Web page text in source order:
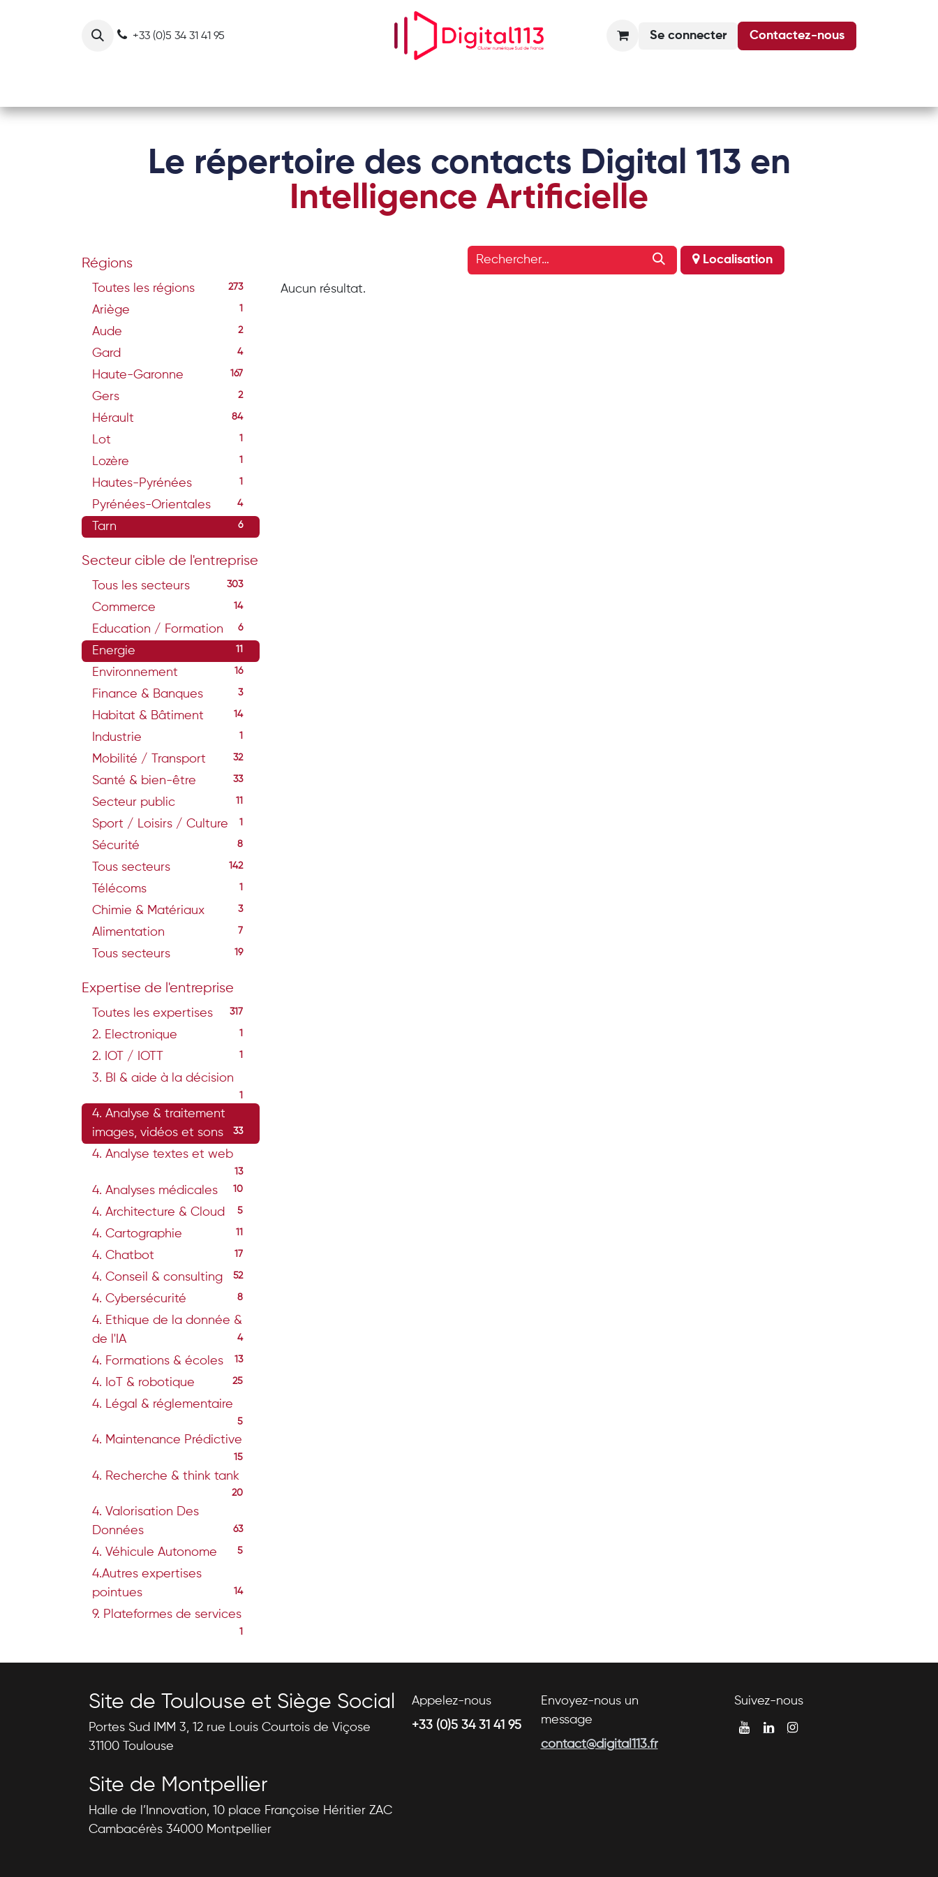
+33 (0)5 34 31 41 95 Se connecter Contactez-nous
Le répertoire des contacts Digital 113 en
Intelligence Artificielle
Régions
Toutes les régions 273
Ariège 1
Aude 2
Gard 4
Haute-Garonne 167
Gers 2
Hérault 84
Lot 1
Lozère 1
Hautes-Pyrénées 1
Pyrénées-Orientales 4
Tarn 6
Secteur cible de l'entreprise
Tous les secteurs 303
Commerce 14
Education / Formation 6
Energie 11
Environnement 16
Finance & Banques 3
Habitat & Bâtiment 14
Industrie 1
Mobilité / Transport 32
Santé & bien-être 33
Secteur public 11
Sport / Loisirs / Culture 1
Sécurité 8
Tous secteurs 142
Télécoms 1
Chimie & Matériaux 3
Alimentation 7
Tous secteurs 19
Expertise de l'entreprise
Toutes les expertises 317
2. Electronique 1
2. IOT / IOTT 1
3. BI & aide à la décision
1
4. Analyse & traitement
images, vidéos et sons
33
4. Analyse textes et web
13
4. Analyses médicales 10
4. Architecture & Cloud 5
4. Cartographie 11
4. Chatbot 17
4. Conseil & consulting 52
4. Cybersécurité 8
4. Ethique de la donnée &
de l'IA
4
4. Formations & écoles 13
4. IoT & robotique 25
4. Légal & réglementaire
5
4. Maintenance Prédictive
15
4. Recherche & think tank
20
4. Valorisation Des
Données
63
4. Véhicule Autonome 5
4.Autres expertises
pointues
14
9. Plateformes de services
1
Localisation
Aucun résultat.
Site de Toulouse et Siège Social
Portes Sud IMM 3, 12 rue Louis Courtois de Viçose
31100 Toulouse
Site de Montpellier
Halle de l’Innovation, 10 place Françoise Héritier ZAC
Cambacérès 34000 Montpellier
Appelez-nous
+33 (0)5 34 31 41 95
Envoyez-nous un
message
contact@digital113.fr
Suivez-nous